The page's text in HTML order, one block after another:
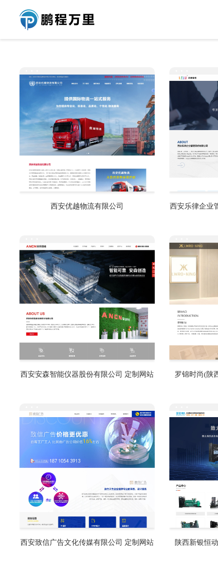
···
西安优越物流有限公司 西安乐律企业
西安安森智能仪器股份有限公司 定制网站
···
罗锦时尚(陕
西安致信广告文化传媒有限公司 定制网站 陕西新银恒